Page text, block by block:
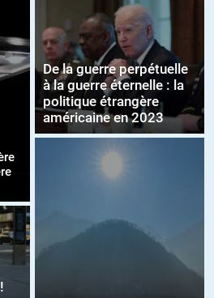
De la guerre perpétuelle
à la guerre éternelle : la
politique étrangère
américaine en 2023